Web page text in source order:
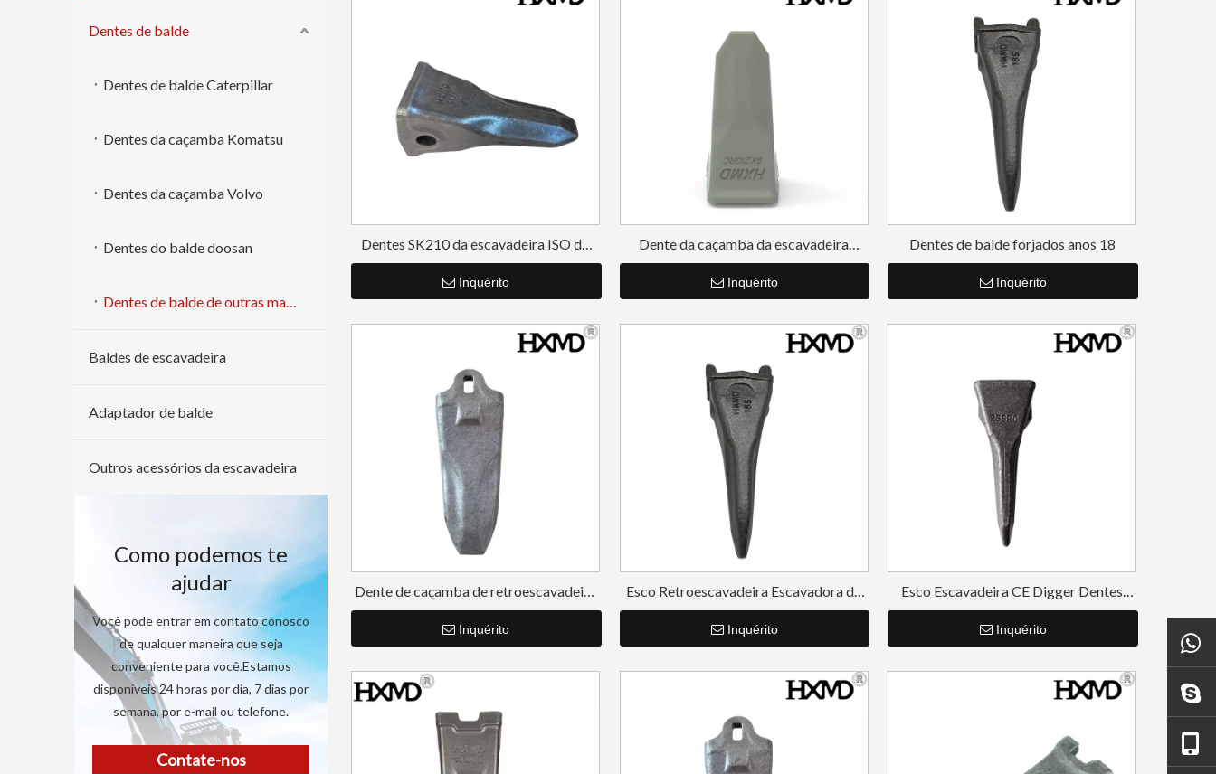
Dentes de balde
Dentes de balde Caterpillar
Dentes da caçamba Komatsu
Dentes da caçamba Volvo
Dentes do balde doosan
Dentes de balde de outras marcas
Baldes de escavadeira
Adaptador de balde
Outros acessórios da escavadeira
Como podemos te
ajudar
Você pode entrar em contato conosco
de qualquer maneira que seja
conveniente para você.Estamos
disponíveis 24 horas por dia, 7 dias por
semana, por e-mail ou telefone.
Contate-nos
Dentes SK210 da escavadeira ISO da
escavadeira Kobelco
Inquérito
Dente da caçamba da escavadeira
Kobelco SK210RC
Inquérito
Dentes de balde forjados anos 18
Inquérito
Dente de caçamba de retroescavadeira
ESCO mini para 18S
Inquérito
Esco Retroescavadeira Escavadora de
Precisão Dentes 18S
Inquérito
Esco Escavadeira CE Digger Dentes
25SRC
Inquérito